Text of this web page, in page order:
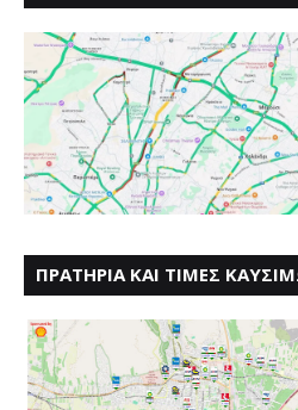
ΠΡΑΤΗΡΙΑ ΚΑΙ ΤΙΜΕΣ